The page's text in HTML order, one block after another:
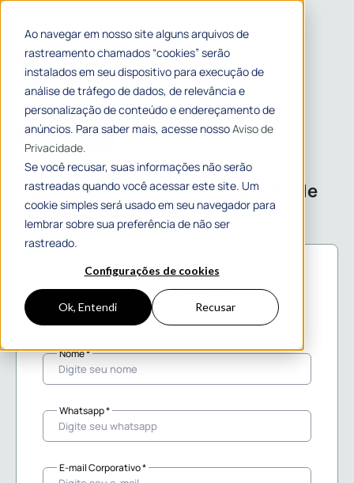
Ao navegar em nosso site alguns arquivos de
rastreamento chamados “cookies” serão
instalados em seu dispositivo para execução de
análise de tráfego de dados, de relevância e
personalização de conteúdo e endereçamento de
anúncios. Para saber mais, acesse nossoAviso de
Privacidade.
Se você recusar, suas informações não serão
rastreadas quando você acessar este site. Um
cookie simples será usado em seu navegador para
lembrar sobre sua preferência de não ser
rastreado.
Configurações de cookies
Ok, Entendi Recusar
O guia básico para sair da gestão de
papel para o digital
E-book Gratuito.
Basta preencher o formulário abaixo.
Nome *
Whatsapp *
E-mail Corporativo *